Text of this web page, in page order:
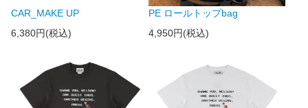
CAR_MAKE UP
6,380円(税込)
PE ロールトップbag
4,950円(税込)